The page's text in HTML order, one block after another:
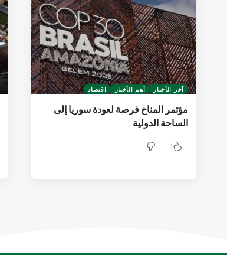
آخر الأخبار أهم الأخبار اقتصاد
مؤتمر المناخ فرصة لعودة سوريا إلى
الساحة الدولية
1